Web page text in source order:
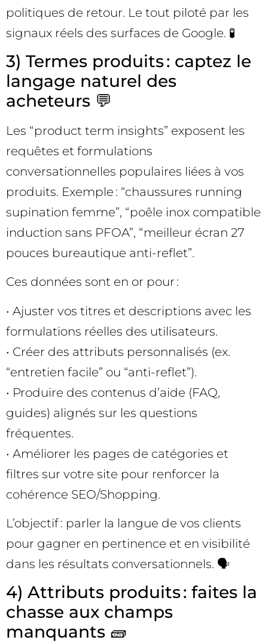
politiques de retour. Le tout piloté par les
signaux réels des surfaces de Google. 🧪
3) Termes produits : captez le
langage naturel des
acheteurs 💬
Les “product term insights” exposent les
requêtes et formulations
conversationnelles populaires liées à vos
produits. Exemple : “chaussures running
supination femme”, “poêle inox compatible
induction sans PFOA”, “meilleur écran 27
pouces bureautique anti-reflet”.
Ces données sont en or pour :
• Ajuster vos titres et descriptions avec les
formulations réelles des utilisateurs.
• Créer des attributs personnalisés (ex.
“entretien facile” ou “anti-reflet”).
• Produire des contenus d’aide (FAQ,
guides) alignés sur les questions
fréquentes.
• Améliorer les pages de catégories et
filtres sur votre site pour renforcer la
cohérence SEO/Shopping.
L’objectif : parler la langue de vos clients
pour gagner en pertinence et en visibilité
dans les résultats conversationnels. 🗣️
4) Attributs produits : faites la
chasse aux champs
manquants 🧱